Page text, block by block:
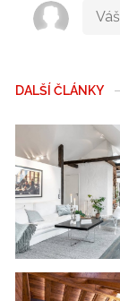
DALŠÍ ČLÁNKY